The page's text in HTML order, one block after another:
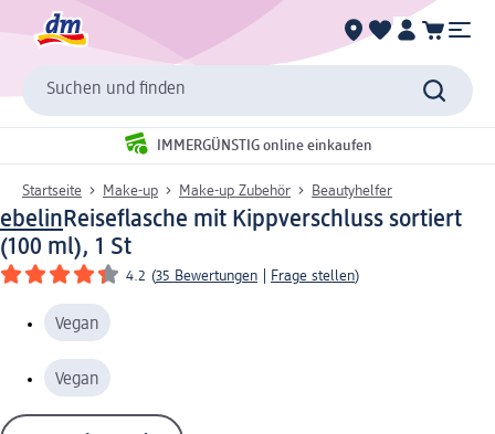
Suchen und finden
IMMERGÜNSTIG online einkaufen
Startseite Make-up Make-up Zubehör Beautyhelfer
ebelinReiseﬂasche mit Kippverschluss sortiert
(100 ml), 1 St
4.2 (35 Bewertungen Frage stellen)
Vegan
Vegan